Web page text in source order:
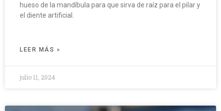
hueso de la mandíbula para que sirva de raíz para el pilar y
el diente artificial.
LEER MÁS »
julio 11, 2024